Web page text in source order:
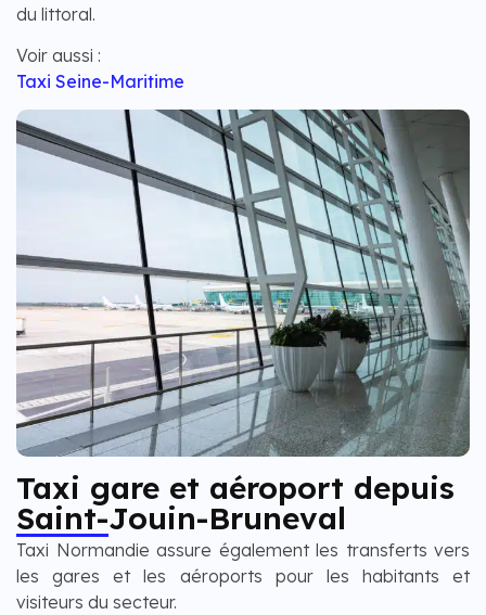
du littoral.
Voir aussi :
Taxi Seine-Maritime
Taxi gare et aéroport depuis
Saint-Jouin-Bruneval
Taxi Normandie assure également les transferts vers
les gares et les aéroports pour les habitants et
visiteurs du secteur.